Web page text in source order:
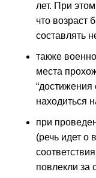
лет. При
что возраст
составлять
также
места
“достижения
находиться
при
(речь идет о
повлекли за